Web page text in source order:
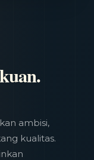
ambisi,
kualitas.